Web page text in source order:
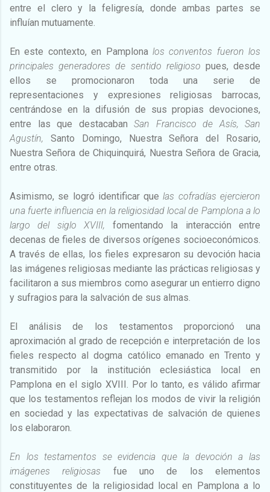
entre el clero y la feligresía, donde ambas partes se
influían mutuamente.
En este contexto, en Pamplona los conventos fueron los
principales generadores de sentido religioso pues, desde
ellos se promocionaron toda una serie de
representaciones y expresiones religiosas barrocas,
centrándose en la difusión de sus propias devociones,
entre las que destacaban San Francisco de Asís, San
Agustín, Santo Domingo, Nuestra Señora del Rosario,
Nuestra Señora de Chiquinquirá, Nuestra Señora de Gracia,
entre otras.
Asimismo, se logró identificar quelas cofradías ejercieron
una fuerte influencia en la religiosidad local de Pamplona a lo
largo del siglo XVIII, fomentando la interacción entre
decenas de fieles de diversos orígenes socioeconómicos.
A través de ellas, los fieles expresaron su devoción hacia
las imágenes religiosas mediante las prácticas religiosas y
facilitaron a sus miembros como asegurar un entierro digno
y sufragios para la salvación de sus almas.
El análisis de los testamentos proporcionó una
aproximación al grado de recepción e interpretación de los
fieles respecto al dogma católico emanado en Trento y
transmitido por la institución eclesiástica local en
Pamplona en el siglo XVIII. Por lo tanto, es válido afirmar
que los testamentos reflejan los modos de vivir la religión
en sociedad y las expectativas de salvación de quienes
los elaboraron.
En los testamentos se evidencia que la devoción a las
imágenes religiosas fue uno de los elementos
constituyentes de la religiosidad local en Pamplona a lo